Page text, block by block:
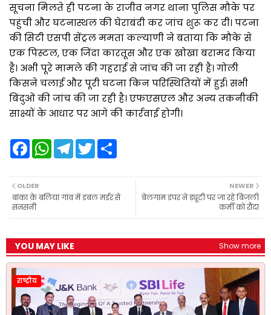
सूचना मिलते ही पटना के राजीव नगर थाना पुलिस मौके पर
पहुंची और घटनास्थल की घेराबंदी कर जांच शुरू कर दी। पटना
की सिटी एसपी सेंट्रल ममता कल्याणी ने बताया कि मौके से
एक पिस्टल, एक जिंदा कारतूस और एक खोखा बरामद किया
है। अभी पूरे मामले की गहराई से जांच की जा रही है। गोली
किसने चलाई और पूरी घटना किन परिस्थितियों में हुई। सभी
बिंदुओं की जांच की जा रही है। एफएसएल और अन्य तकनीकी
साक्ष्यों के आधार पर आगे की कार्रवाई होगी।
F
a
b
o
o
k
W
A
p
T
e
r
a
T
w
e
r
NEWER
बेलगाम डंपर ने ड्यूटी पर जा रहे बिजली
कर्मी को रौंदा
OLDER
बांका के बलिया गांव में डबल मर्डर से
सनसनी
YOU MAY LIKE Show more
राष्ट्रीय